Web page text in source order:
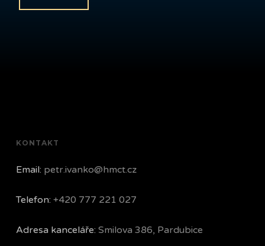
KONTAKT
Email: petr.ivanko@hmct.cz
Telefon: +420 777 221 027
Adresa kanceláře: Smilova 386, Pardubice